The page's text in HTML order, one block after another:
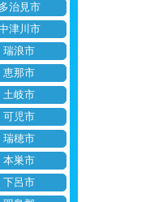
多治見市
津川市
瑞浪市
恵那市
土岐市
可児市
瑞穂市
本巣市
下呂市